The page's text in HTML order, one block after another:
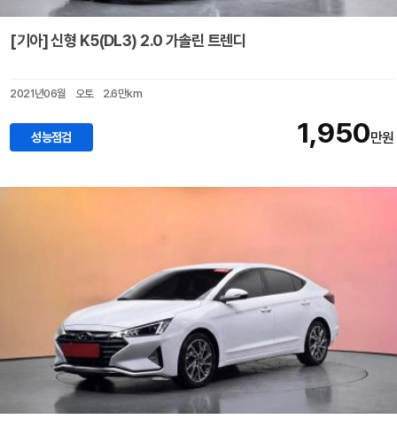
[기아] 신형 K5(DL3) 2.0 가솔린 트렌디
2021년06월 오토 2.6만km
성능점검 1,950만원